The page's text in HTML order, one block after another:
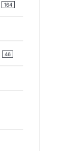
164
46